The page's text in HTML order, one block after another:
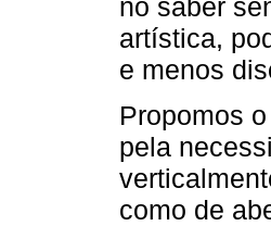
no saber
artística,
e menos
Propomos
pela
como de